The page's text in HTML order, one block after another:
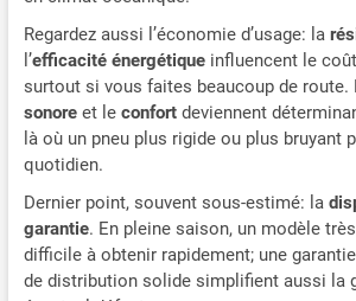
Veuillez
de
avec
Regardez aussi l’économie d’usage: la
l’efficacité énergétiqueinfluencent le
surtout si vous faites beaucoup de route.
sonoreet le confortdeviennent
là où un pneu plus rigide ou plus bruyant
quotidien.
Dernier point, souvent sous-estimé: la
garantie. En pleine saison, un modèle
difficile à obtenir rapidement; une
de distribution solide simplifient aussi la